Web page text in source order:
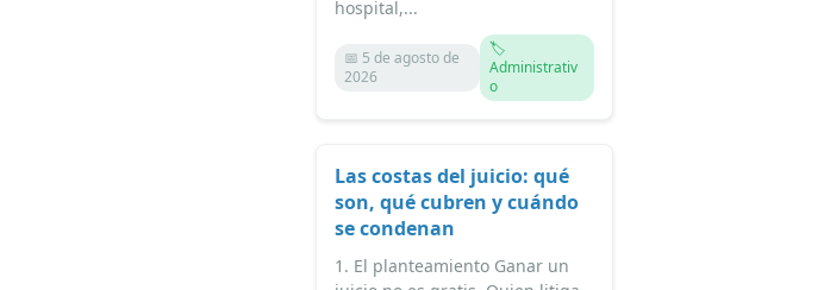
hospital,...
📅 5 de agosto de
2026
🏷️
Administrativ
o
Las costas del juicio: qué
son, qué cubren y cuándo
se condenan
1. El planteamiento Ganar un